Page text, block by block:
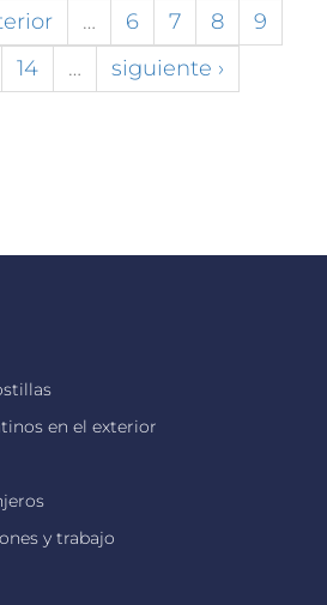
… 6 7 8
9
14 …
siguiente ›
en el exterior
y trabajo